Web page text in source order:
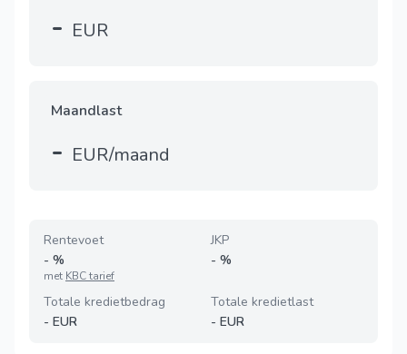
- EUR
Maandlast
- EUR/maand
Rentevoet
- %
met KBC tarief
JKP
- %
Totale kredietbedrag
- EUR
Totale kredietlast
- EUR